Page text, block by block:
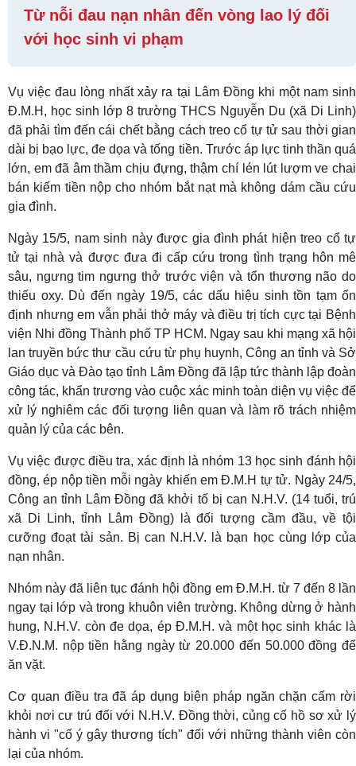
Từ nỗi đau nạn nhân đến vòng lao lý đối
với học sinh vi phạm
Vụ việc đau lòng nhất xảy ra tại Lâm Đồng khi một nam sinh
Đ.M.H, học sinh lớp 8 trường THCS Nguyễn Du (xã Di Linh)
đã phải tìm đến cái chết bằng cách treo cổ tự tử sau thời gian
dài bị bạo lực, đe dọa và tống tiền. Trước áp lực tinh thần quá
lớn, em đã âm thầm chịu đựng, thậm chí lén lút lượm ve chai
bán kiếm tiền nộp cho nhóm bắt nạt mà không dám cầu cứu
gia đình.
Ngày 15/5, nam sinh này được gia đình phát hiện treo cổ tự
tử tại nhà và được đưa đi cấp cứu trong tình trạng hôn mê
sâu, ngưng tim ngưng thở trước viện và tổn thương não do
thiếu oxy. Dù đến ngày 19/5, các dấu hiệu sinh tồn tạm ổn
định nhưng em vẫn phải thở máy và điều trị tích cực tại Bệnh
viện Nhi đồng Thành phố TP HCM. Ngay sau khi mạng xã hội
lan truyền bức thư cầu cứu từ phụ huynh, Công an tỉnh và Sở
Giáo dục và Đào tạo tỉnh Lâm Đồng đã lập tức thành lập đoàn
công tác, khẩn trương vào cuộc xác minh toàn diện vụ việc để
xử lý nghiêm các đối tượng liên quan và làm rõ trách nhiệm
quản lý của các bên.
Vụ việc được điều tra, xác định là nhóm 13 học sinh đánh hội
đồng, ép nộp tiền mỗi ngày khiến em Đ.M.H tự tử. Ngày 24/5,
Công an tỉnh Lâm Đồng đã khởi tố bị can N.H.V. (14 tuổi, trú
xã Di Linh, tỉnh Lâm Đồng) là đối tượng cầm đầu, về tội
cưỡng đoạt tài sản. Bị can N.H.V. là bạn học cùng lớp của
nạn nhân.
Nhóm này đã liên tục đánh hội đồng em Đ.M.H. từ 7 đến 8 lần
ngay tại lớp và trong khuôn viên trường. Không dừng ở hành
hung, N.H.V. còn đe dọa, ép Đ.M.H. và một học sinh khác là
V.Đ.N.M. nộp tiền hằng ngày từ 20.000 đến 50.000 đồng để
ăn vặt.
Cơ quan điều tra đã áp dụng biện pháp ngăn chặn cấm rời
khỏi nơi cư trú đối với N.H.V. Đồng thời, củng cố hồ sơ xử lý
hành vi "cố ý gây thương tích" đối với những thành viên còn
lại của nhóm.